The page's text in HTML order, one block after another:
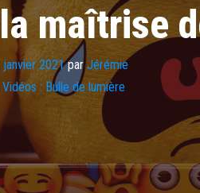
maîtrise
janvier 2021parJérémie
Vidéos : Bulle de lumière